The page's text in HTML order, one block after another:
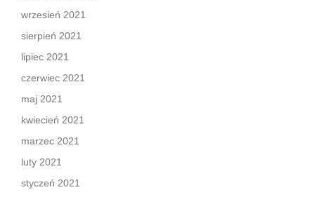
wrzesień 2021
sierpień 2021
lipiec 2021
czerwiec 2021
maj 2021
kwiecień 2021
marzec 2021
luty 2021
styczeń 2021